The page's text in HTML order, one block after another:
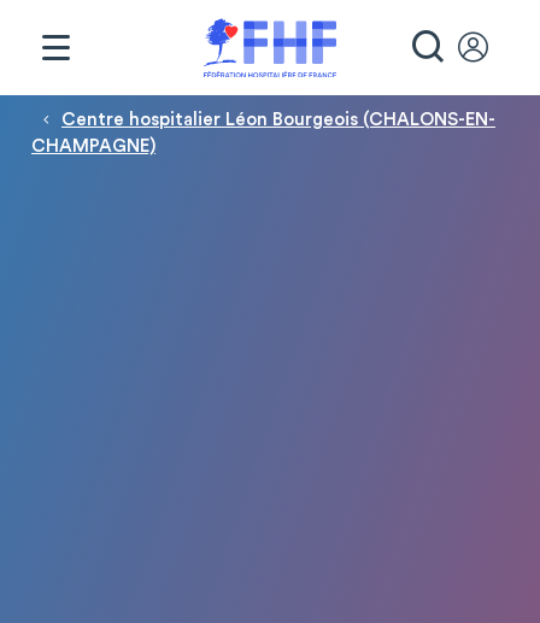
Fil d'Ariane
Centre hospitalier Léon Bourgeois (CHALONS-EN-
CHAMPAGNE)
Panneau de gestion des cookies